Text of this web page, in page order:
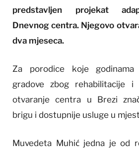
predstavljen projekat
Dnevnog centra. Njegovo
dva mjeseca.
Za porodice koje
gradove zbog rehabilitacije i
otvaranje centra u Brezi
brigu i dostupnije usluge u
Muvedeta Muhić jedna je od